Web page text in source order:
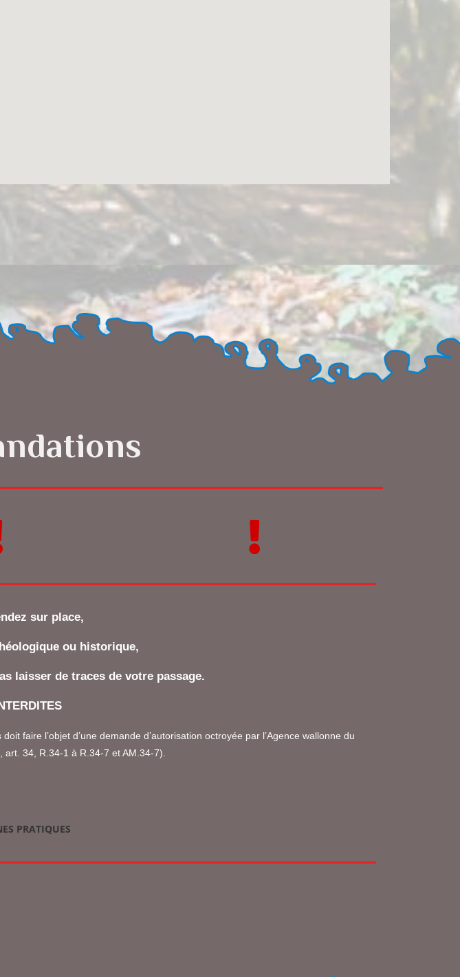
sur place,
ou historique,
laisser de traces de votre passage.
faire l’objet d’une demande d’autorisation octroyée par l’Agence wallonne du
34, R.34-1 à R.34-7 et AM.34-7).
PRATIQUES